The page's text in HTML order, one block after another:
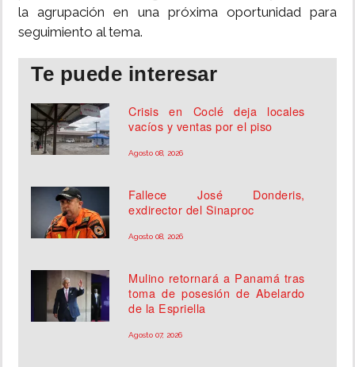
la agrupación en una próxima oportunidad para
seguimiento al tema.
Te puede interesar
Crisis en Coclé deja locales
vacíos y ventas por el piso
Agosto 08, 2026
Fallece José Donderis,
exdirector del Sinaproc
Agosto 08, 2026
Mulino retornará a Panamá tras
toma de posesión de Abelardo
de la Espriella
Agosto 07, 2026